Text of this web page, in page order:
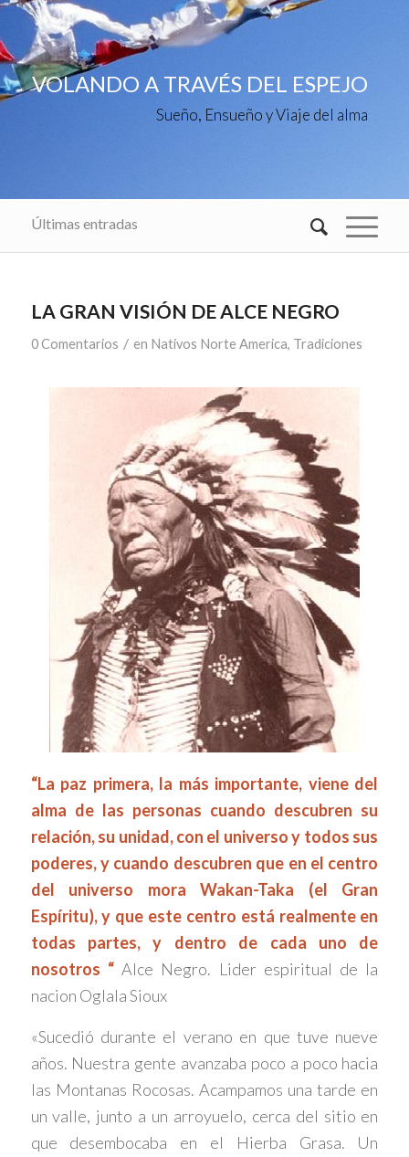
VOLANDO A TRAVÉS DEL ESPEJO
Sueño, Ensueño y Viaje del alma
Últimas entradas
LA GRAN VISIÓN DE ALCE NEGRO
0 Comentarios / en Nativos Norte America, Tradiciones
“La paz primera, la más importante, viene del
alma de las personas cuando descubren su
relación, su unidad, con el universo y todos sus
poderes, y cuando descubren que en el centro
del universo mora Wakan-Taka (el Gran
Espíritu), y que este centro está realmente en
todas partes, y dentro de cada uno de
nosotros “Alce Negro. Lider espiritual de la
nacion Oglala Sioux
«Sucedió durante el verano en que tuve nueve
años. Nuestra gente avanzaba poco a poco hacia
las Montanas Rocosas. Acampamos una tarde en
un valle, junto a un arroyuelo, cerca del sitio en
que desembocaba en el Hierba Grasa. Un